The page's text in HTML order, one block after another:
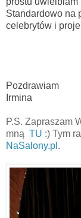
Standardowo na
celebrytów i
Pozdrawiam
Irmina
P.S. Zapraszam
mną TU :) Tym
NaSalony.pl .